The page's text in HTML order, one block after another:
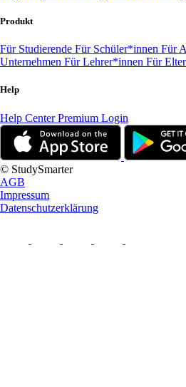
Produkt
Für Studierende Für Schüler*innen Für
Unternehmen Für Lehrer*innen Für
Help
Help CenterPremium Login
© StudySmarter
AGB
Impressum
Datenschutzerklärung